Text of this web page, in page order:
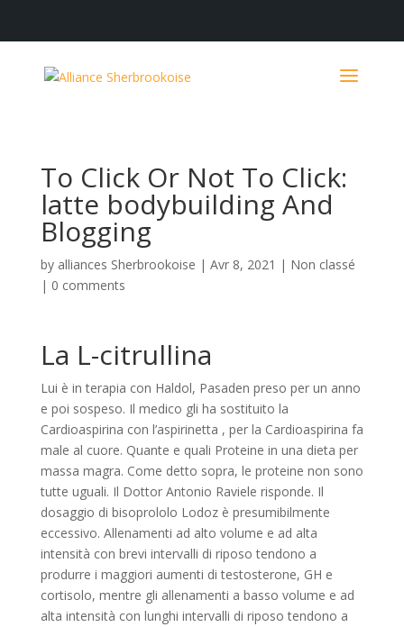
To Click Or Not To Click:
latte bodybuilding And
Blogging
by alliances Sherbrookoise | Avr 8, 2021 | Non classé
| 0 comments
La L-citrullina
Lui è in terapia con Haldol, Pasaden preso per un anno
e poi sospeso. Il medico gli ha sostituito la
Cardioaspirina con l’aspirinetta , per la Cardioaspirina fa
male al cuore. Quante e quali Proteine in una dieta per
massa magra. Come detto sopra, le proteine non sono
tutte uguali. Il Dottor Antonio Raviele risponde. Il
dosaggio di bisoprololo Lodoz è presumibilmente
eccessivo. Allenamenti ad alto volume e ad alta
intensità con brevi intervalli di riposo tendono a
produrre i maggiori aumenti di testosterone, GH e
cortisolo, mentre gli allenamenti a basso volume e ad
alta intensità con lunghi intervalli di riposo tendono a